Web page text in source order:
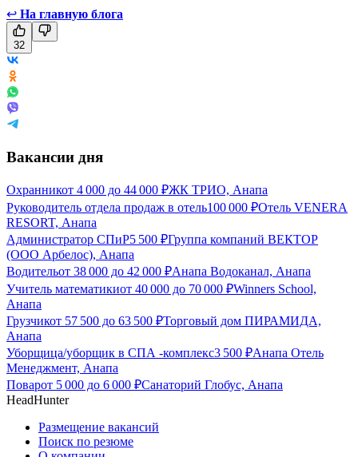
↩ На главную блога
32
Вакансии дня
Охранникот 4 000 до 44 000 ₽ЖК ТРИО, Анапа
Руководитель отдела продаж в отель100 000 ₽Отель VENERA
RESORT, Анапа
Администратор СПиР5 500 ₽Группа компаний ВЕКТОР
(ООО Арбелос), Анапа
Водительот 38 000 до 42 000 ₽Анапа Водоканал, Анапа
Учитель математикиот 40 000 до 70 000 ₽Winners School,
Анапа
Грузчикот 57 500 до 63 500 ₽Торговый дом ПИРАМИДА,
Анапа
Уборщица/уборщик в СПА -комплекс3 500 ₽Анапа Отель
Менеджмент, Анапа
Поварот 5 000 до 6 000 ₽Санаторий Глобус, Анапа
HeadHunter
Размещение вакансий
Поиск по резюме